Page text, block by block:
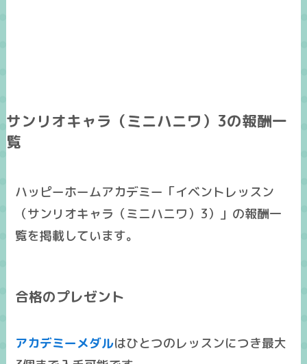
サンリオキャラ（ミニハニワ）3の報酬一
覧
ハッピーホームアカデミー「イベントレッスン
（サンリオキャラ（ミニハニワ）3）」の報酬一
覧を掲載しています。
合格のプレゼント
アカデミーメダルはひとつのレッスンにつき最大